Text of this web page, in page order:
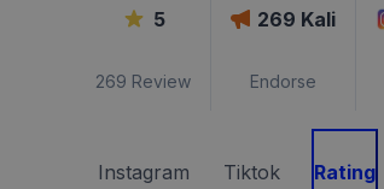
5
269 Review
269 Kali
Endorse
Instagram Tiktok Rating